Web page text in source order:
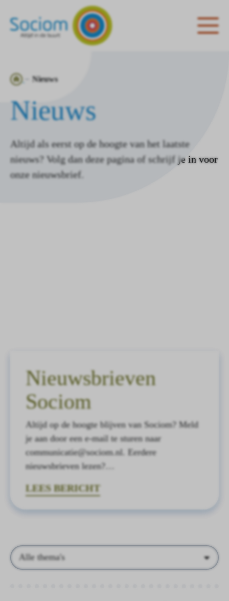
Ga
de
homepagina
Nieuws
Nieuws
Altijd als eerst op de hoogte van het laatste
nieuws? Volg dan deze pagina of schrijf je in voor
onze nieuwsbrief.
Nieuwsbrieven
Sociom
Altijd op de hoogte blijven van Sociom? Meld
je aan door een e-mail te sturen naar
communicatie@sociom.nl. Eerdere
nieuwsbrieven lezen?…
LEES BERICHT
Thema's